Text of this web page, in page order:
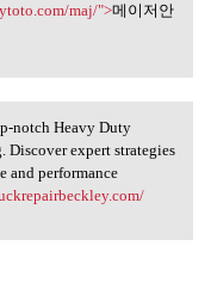
maj/">메이저안
of top
notch Heavy Duty
Discover expert strategies
and performance